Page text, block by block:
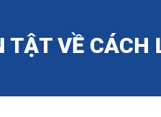
TẬT VỀ CÁCH